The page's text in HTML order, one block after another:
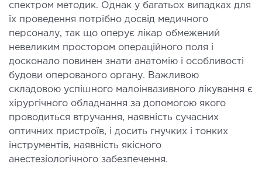
носа
вух
І ЛОР-ХІРУРГІЯ
лікування порожнини носа і
пазух
лікування захворювань та патологій
і глотки
лікування хропіння
спектром методик. Однак у багатьох випадках для
їх проведення потрібно досвід медичного
персоналу, так що оперує лікар обмежений
невеликим простором операційного поля і
досконало повинен знати анатомію і особливості
будови оперованого органу. Важливою
складовою успішного малоінвазивного лікування є
хірургічного обладнання за допомогою якого
проводиться втручання, наявність сучасних
оптичних пристроїв, і досить гнучких і тонких
інструментів, наявність якісного
анестезіологічного забезпечення.